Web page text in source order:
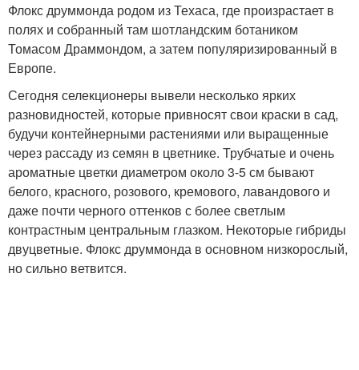
Флокс друммонда родом из Техаса, где произрастает в
полях и собранный там шотландским ботаником
Томасом Драммондом, а затем популяризированный в
Европе.
Сегодня селекционеры вывели несколько ярких
разновидностей, которые привносят свои краски в сад,
будучи контейнерными растениями или выращенные
через рассаду из семян в цветнике. Трубчатые и очень
ароматные цветки диаметром около 3-5 см бывают
белого, красного, розового, кремового, лавандового и
даже почти черного оттенков с более светлым
контрастным центральным глазком. Некоторые гибриды
двуцветные. Флокс друммонда в основном низкорослый,
но сильно ветвится.